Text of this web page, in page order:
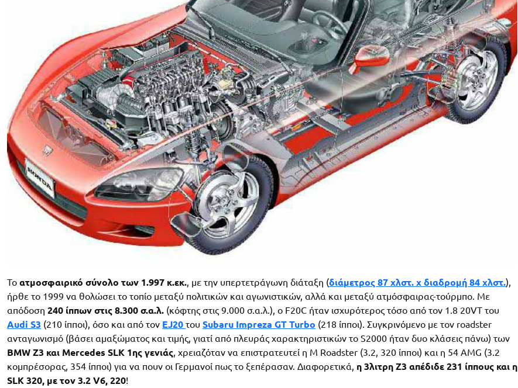
Το ατμοσφαιρικό σύνολο των 1.997 κ.εκ., με την υπερτετράγωνη διάταξη (διάμετρος 87 χλστ. x διαδρομή 84 χλστ.),
ήρθε το 1999 να θολώσει το τοπίο μεταξύ πολιτικών και αγωνιστικών, αλλά και μεταξύ ατμόσφαιρας-τούρμπο. Με
απόδοση 240 ίππων στις 8.300 σ.α.λ. (κόφτης στις 9.000 σ.α.λ.), ο F20C ήταν ισχυρότερος τόσο από τον 1.8 20VT του
Audi S3 (210 ίπποι), όσο και από τον EJ20 του Subaru Impreza GT Turbo (218 ίπποι). Συγκρινόμενο με τον roadster
ανταγωνισμό (βάσει αμαξώματος και τιμής, γιατί από πλευράς χαρακτηριστικών το S2000 ήταν δυο κλάσεις πάνω) των
BMW Z3 και Mercedes SLK 1ης γενιάς, χρειαζόταν να επιστρατευτεί η M Roadster (3.2, 320 ίπποι) και η 54 AMG (3.2
κομπρέσορας, 354 ίπποι) για να πουν οι Γερμανοί πως το ξεπέρασαν. Διαφορετικά, η 3λιτρη Z3 απέδιδε 231 ίππους και η
SLK 320, με τον 3.2 V6, 220!